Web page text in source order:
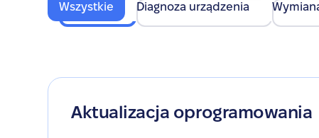
Wszystkie Diagnoza urządzenia
Aktualizacja oprogramowania